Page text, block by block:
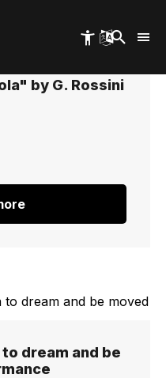
by G. Rossini
dream and be